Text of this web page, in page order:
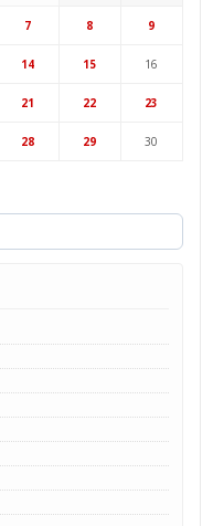
7 8 9
14 15 16
21 22 23
28 29 30